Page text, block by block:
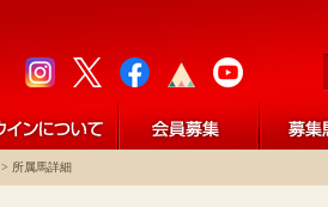
> 所属馬詳細